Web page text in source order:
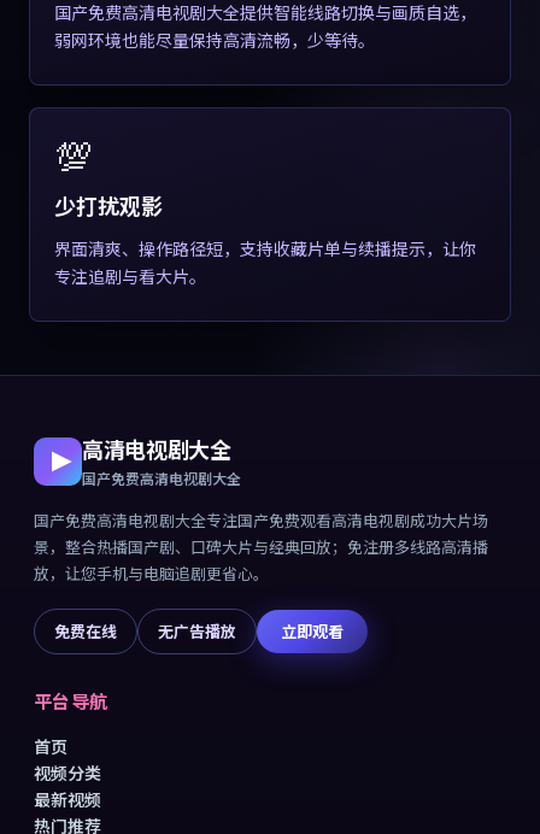
国产免费高清电视剧大全提供智能线路切换与画质自选，
弱网环境也能尽量保持高清流畅，少等待。
💯
少打扰观影
界面清爽、操作路径短，支持收藏片单与续播提示，让你
专注追剧与看大片。
高清电视剧大全
国产免费高清电视剧大全
国产免费高清电视剧大全专注国产免费观看高清电视剧成功大片场
景，整合热播国产剧、口碑大片与经典回放；免注册多线路高清播
放，让您手机与电脑追剧更省心。
免费在线 无广告播放 立即观看
平台导航
首页
视频分类
最新视频
热门推荐